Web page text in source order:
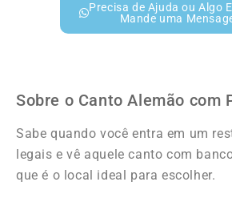
Precisa de Ajuda ou Algo
Mande uma
Sobre o Canto Alemão com
Sabe quando você entra em um
legais e vê aquele canto com
que é o local ideal para escolher.